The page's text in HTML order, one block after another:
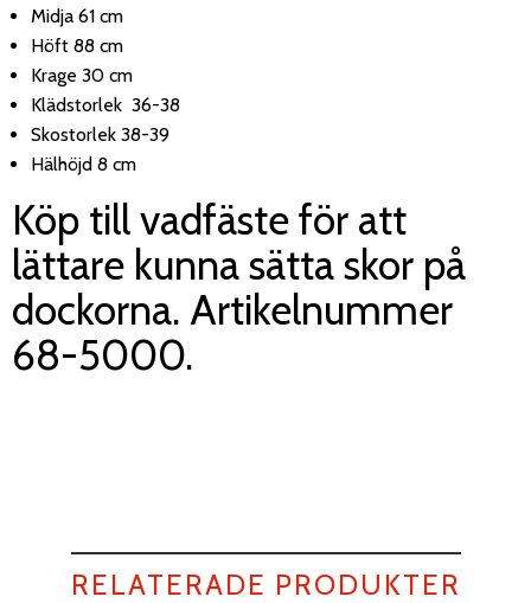
Midja 61 cm
Höft 88 cm
Krage 30 cm
Klädstorlek 36-38
Skostorlek 38-39
Hälhöjd 8 cm
Köp till vadfäste för att
lättare kunna sätta skor på
dockorna. Artikelnummer
68-5000.
RELATERADE PRODUKTER